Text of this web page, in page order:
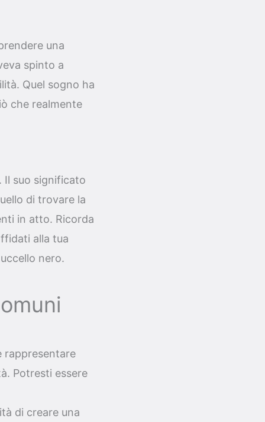
una
spinto a
Quel sogno ha
che realmente
Il suo significato
di trovare la
in atto. Ricorda
alla tua
nero.
Potresti essere
di creare una